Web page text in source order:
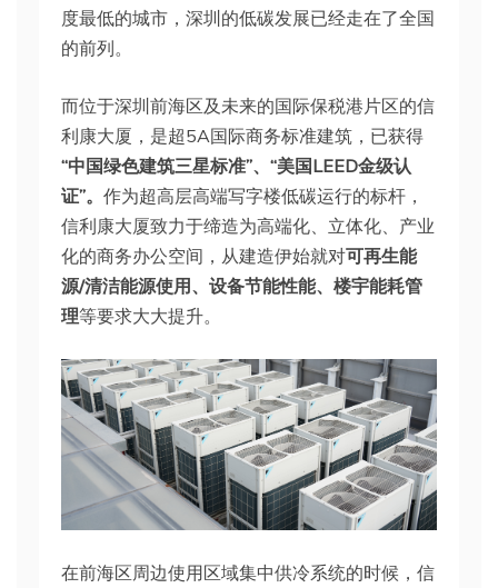
度最低的城市，深圳的低碳发展已经走在了全国
的前列。
而位于深圳前海区及未来的国际保税港片区的信
利康大厦，是超5A国际商务标准建筑，已获得
“中国绿色建筑三星标准”、“美国LEED金级认
证”。 作为超高层高端写字楼低碳运行的标杆，
信利康大厦致力于缔造为高端化、立体化、产业
化的商务办公空间，从建造伊始就对可再生能
源/清洁能源使用、设备节能性能、楼宇能耗管
理等要求大大提升。
在前海区周边使用区域集中供冷系统的时候，信